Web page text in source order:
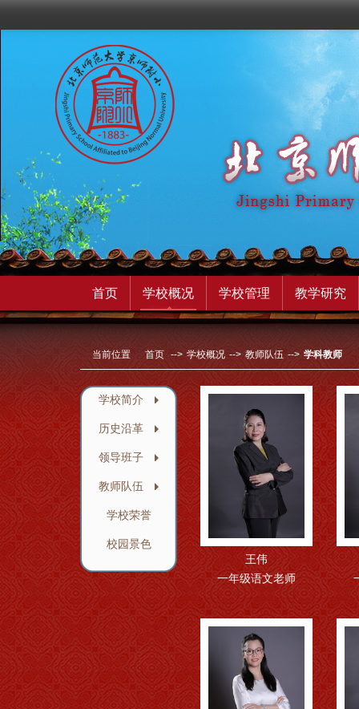
首页 学校概况 学校管理 教学研究
当前位置 首页 --> 学校概况 --> 教师队伍 --> 学科教师
学校简介
历史沿革
领导班子
教师队伍
学校荣誉
校园景色
王伟
一年级语文老师